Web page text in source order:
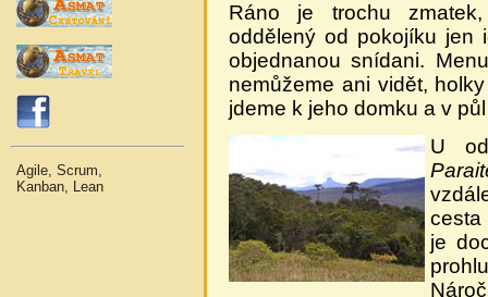
Agile, Scrum,
Kanban, Lean
Ráno je trochu
oddělený od pokojíku jen
objednanou snídani.
nemůžeme ani vidět,
jdeme k jeho domku a v
U
cesta
je